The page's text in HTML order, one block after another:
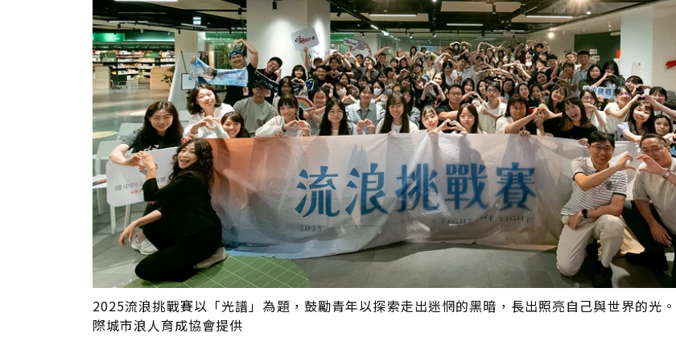
2025流浪挑戰賽以「光譜」為題，鼓勵青年以探索走出迷惘的黑暗，長出照亮自己與世界的光
際城市浪人育成協會提供